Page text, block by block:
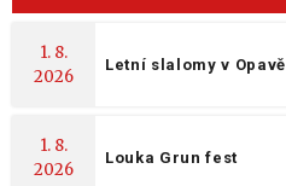
1. 8.
2026
Letní slalomy v Opavě
1. 8.
2026
Louka Grun fest